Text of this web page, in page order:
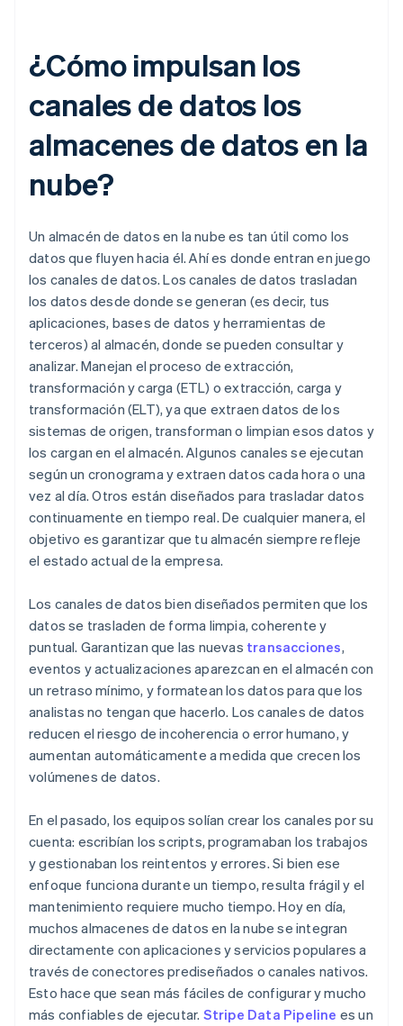
¿Cómo impulsan los
canales de datos los
almacenes de datos en la
nube?
Un almacén de datos en la nube es tan útil como los
datos que fluyen hacia él. Ahí es donde entran en juego
los canales de datos. Los canales de datos trasladan
los datos desde donde se generan (es decir, tus
aplicaciones, bases de datos y herramientas de
terceros) al almacén, donde se pueden consultar y
analizar. Manejan el proceso de extracción,
transformación y carga (ETL) o extracción, carga y
transformación (ELT), ya que extraen datos de los
sistemas de origen, transforman o limpian esos datos y
los cargan en el almacén. Algunos canales se ejecutan
según un cronograma y extraen datos cada hora o una
vez al día. Otros están diseñados para trasladar datos
continuamente en tiempo real. De cualquier manera, el
objetivo es garantizar que tu almacén siempre refleje
el estado actual de la empresa.
Los canales de datos bien diseñados permiten que los
datos se trasladen de forma limpia, coherente y
puntual. Garantizan que las nuevas transacciones,
eventos y actualizaciones aparezcan en el almacén con
un retraso mínimo, y formatean los datos para que los
analistas no tengan que hacerlo. Los canales de datos
reducen el riesgo de incoherencia o error humano, y
aumentan automáticamente a medida que crecen los
volúmenes de datos.
En el pasado, los equipos solían crear los canales por su
cuenta: escribían los scripts, programaban los trabajos
y gestionaban los reintentos y errores. Si bien ese
enfoque funciona durante un tiempo, resulta frágil y el
mantenimiento requiere mucho tiempo. Hoy en día,
muchos almacenes de datos en la nube se integran
directamente con aplicaciones y servicios populares a
través de conectores prediseñados o canales nativos.
Esto hace que sean más fáciles de configurar y mucho
más confiables de ejecutar. Stripe Data Pipeline es un